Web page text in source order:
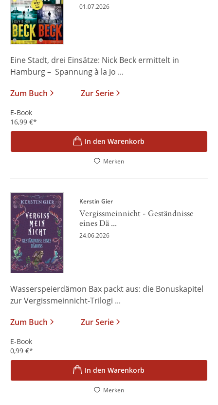
01.07.2026
Eine Stadt, drei Einsätze: Nick Beck ermittelt in
Hamburg – Spannung à la Jo ...
Zum Buch
Zur Serie
E-Book
16,99 €*
In den Warenkorb
Merken
Kerstin Gier
Vergissmeinnicht - Geständnisse
eines Dä ...
24.06.2026
Wasserspeierdämon Bax packt aus: die Bonuskapitel
zur Vergissmeinnicht-Trilogi ...
Zum Buch
Zur Serie
E-Book
0,99 €*
In den Warenkorb
Merken